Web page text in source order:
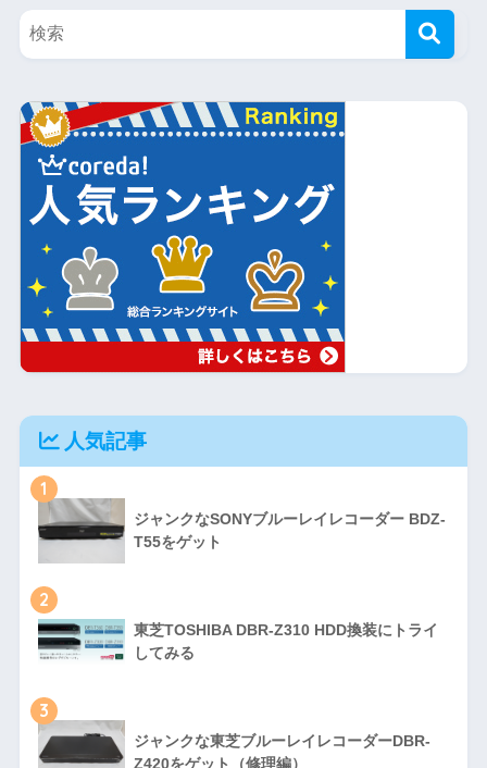
人気記事
1
ジャンクなSONYブルーレイレコーダー BDZ-
T55をゲット
2
東芝TOSHIBA DBR-Z310 HDD換装にトライ
してみる
3
ジャンクな東芝ブルーレイレコーダーDBR-
Z420をゲット（修理編）